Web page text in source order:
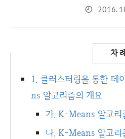
2016.
1. 클러스터링을 통한 데
ns 알고리즘의 개요
가. K-Means 알고리
나. K-Means 알고리